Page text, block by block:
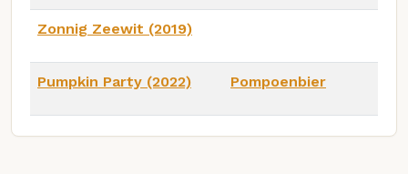
Zonnig Zeewit (2019)
Pumpkin Party (2022) Pompoenbier